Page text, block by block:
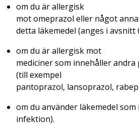
om du är allergisk
mot omeprazol eller något
detta läkemedel (anges i avsnitt
om du är allergisk mot
mediciner som innehåller
(till exempel
pantoprazol, lansoprazol,
om du använder läkemedel
infektion).